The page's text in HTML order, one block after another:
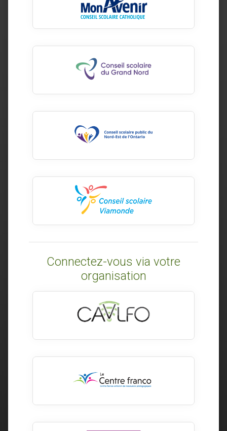
Connectez-vous via votre
organisation